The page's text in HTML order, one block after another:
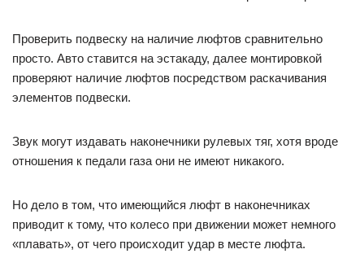
Проверить подвеску на наличие люфтов сравнительно
просто. Авто ставится на эстакаду, далее монтировкой
проверяют наличие люфтов посредством раскачивания
элементов подвески.
Звук могут издавать наконечники рулевых тяг, хотя вроде
отношения к педали газа они не имеют никакого.
Но дело в том, что имеющийся люфт в наконечниках
приводит к тому, что колесо при движении может немного
«плавать», от чего происходит удар в месте люфта.